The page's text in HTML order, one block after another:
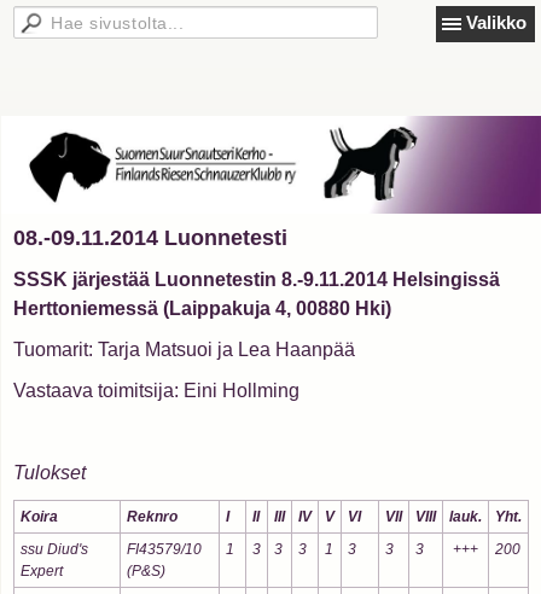
Valikko
08.-09.11.2014 Luonnetesti
SSSK järjestää Luonnetestin 8.-9.11.2014 Helsingissä
Herttoniemessä (Laippakuja 4, 00880 Hki)
Tuomarit: Tarja Matsuoi ja Lea Haanpää
Vastaava toimitsija: Eini Hollming
Tulokset
Koira Reknro I II III IV V VI VII VIII lauk.
Yht.
ssu Diud's
Expert
FI43579/10
(P&S)
1 3 3 3 1 3 3 3 +++ 200